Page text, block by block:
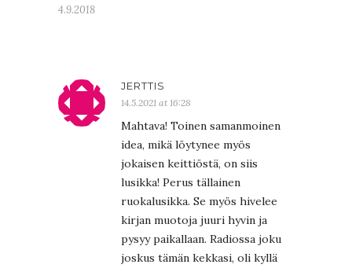
4.9.2018
JERTTIS
14.5.2021 at 16:28
Mahtava! Toinen samanmoinen
idea, mikä löytynee myös
jokaisen keittiöstä, on siis
lusikka! Perus tällainen
ruokalusikka. Se myös hivelee
kirjan muotoja juuri hyvin ja
pysyy paikallaan. Radiossa joku
joskus tämän kekkasi, oli kyllä